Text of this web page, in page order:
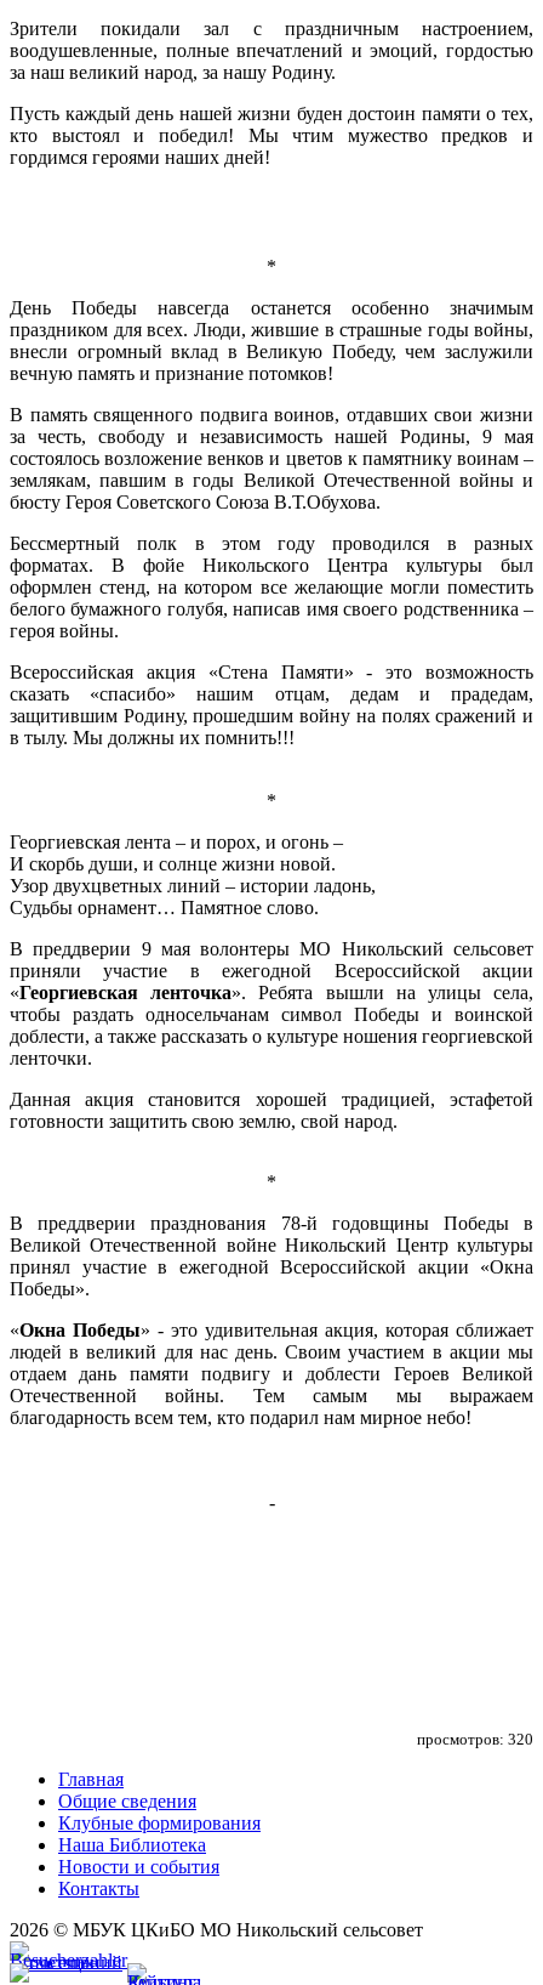
Зрители покидали зал с праздничным настроением,
воодушевленные, полные впечатлений и эмоций, гордостью
за наш великий народ, за нашу Родину.
Пусть каждый день нашей жизни буден достоин памяти о тех,
кто выстоял и победил! Мы чтим мужество предков и
гордимся героями наших дней!
*
День Победы навсегда останется особенно значимым
праздником для всех. Люди, жившие в страшные годы войны,
внесли огромный вклад в Великую Победу, чем заслужили
вечную память и признание потомков!
В память священного подвига воинов, отдавших свои жизни
за честь, свободу и независимость нашей Родины, 9 мая
состоялось возложение венков и цветов к памятнику воинам –
землякам, павшим в годы Великой Отечественной войны и
бюсту Героя Советского Союза В.Т.Обухова.
Бессмертный полк в этом году проводился в разных
форматах. В фойе Никольского Центра культуры был
оформлен стенд, на котором все желающие могли поместить
белого бумажного голубя, написав имя своего родственника –
героя войны.
Всероссийская акция «Стена Памяти» - это возможность
сказать «спасибо» нашим отцам, дедам и прадедам,
защитившим Родину, прошедшим войну на полях сражений и
в тылу. Мы должны их помнить!!!
*
Георгиевская лента – и порох, и огонь –
И скорбь души, и солнце жизни новой.
Узор двухцветных линий – истории ладонь,
Судьбы орнамент… Памятное слово.
В преддверии 9 мая волонтеры МО Никольский сельсовет
приняли участие в ежегодной Всероссийской акции
«Георгиевская ленточка». Ребята вышли на улицы села,
чтобы раздать односельчанам символ Победы и воинской
доблести, а также рассказать о культуре ношения георгиевской
ленточки.
Данная акция становится хорошей традицией, эстафетой
готовности защитить свою землю, свой народ.
*
В преддверии празднования 78-й годовщины Победы в
Великой Отечественной войне Никольский Центр культуры
принял участие в ежегодной Всероссийской акции «Окна
Победы».
«Окна Победы» - это удивительная акция, которая сближает
людей в великий для нас день. Своим участием в акции мы
отдаем дань памяти подвигу и доблести Героев Великой
Отечественной войны. Тем самым мы выражаем
благодарность всем тем, кто подарил нам мирное небо!
-
просмотров: 320
Главная
Общие сведения
Клубные формирования
Наша Библиотека
Новости и события
Контакты
2026 © МБУК ЦКиБО МО Никольский сельсовет